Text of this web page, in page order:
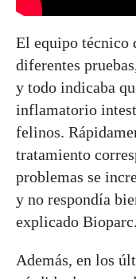
El equipo técnico
diferentes
y todo indicaba
inflamatorio
felinos.
tratamiento
problemas se
y no respondía
explicado Bioparc.
Además, en los